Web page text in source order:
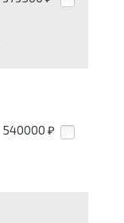
540000 ₽